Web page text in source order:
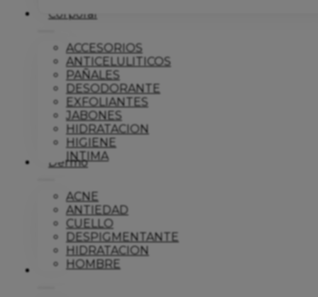
Corporal
ACCESORIOS
ANTICELULITICOS
PAÑALES
DESODORANTE
EXFOLIANTES
JABONES
HIDRATACION
HIGIENE
INTIMA
Dermo
ACNE
ANTIEDAD
CUELLO
DESPIGMENTANTE
HIDRATACION
HOMBRE
Solar